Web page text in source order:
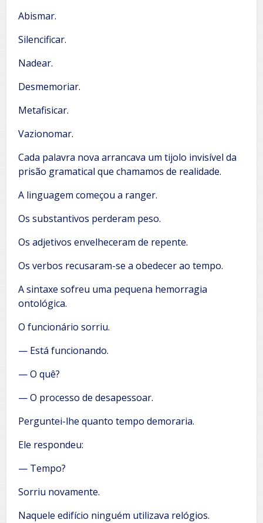
Abismar.
Silencificar.
Nadear.
Desmemoriar.
Metafisicar.
Vazionomar.
Cada palavra nova arrancava um tijolo invisível da
prisão gramatical que chamamos de realidade.
A linguagem começou a ranger.
Os substantivos perderam peso.
Os adjetivos envelheceram de repente.
Os verbos recusaram-se a obedecer ao tempo.
A sintaxe sofreu uma pequena hemorragia
ontológica.
O funcionário sorriu.
— Está funcionando.
— O quê?
— O processo de desapessoar.
Perguntei-lhe quanto tempo demoraria.
Ele respondeu:
— Tempo?
Sorriu novamente.
Naquele edifício ninguém utilizava relógios.